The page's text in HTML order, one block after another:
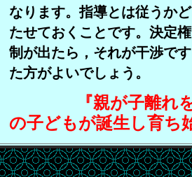
なります。指導とは従うか
たせておくことです。決定
制が出たら，それが干渉で
た方がよいでしょう。
『親が子離れをす
の子どもが誕生し育ち